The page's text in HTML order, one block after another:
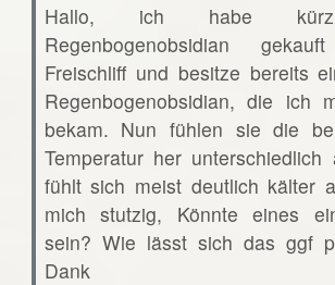
Hallo, ich habe
Regenbogenobsidian
Freischliff und besitze bereits
Regenbogenobsidian, die ich
bekam. Nun fühlen sie die
Temperatur her
fühlt sich meist deutlich kälter
mich stutzig, Könnte eines
sein? Wie lässt sich das ggf
Dank